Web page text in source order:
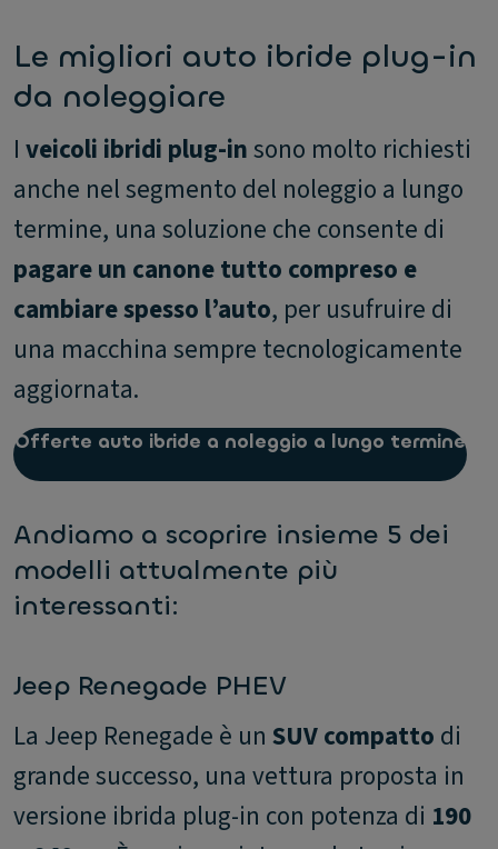
Le migliori auto ibride plug-in
da noleggiare
I veicoli ibridi plug-insono molto richiesti
anche nel segmento del noleggio a lungo
termine, una soluzione che consente di
pagare un canone tutto compreso e
cambiare spesso l’auto, per usufruire di
una macchina sempre tecnologicamente
aggiornata.
Offerte auto ibride a noleggio a lungo termine
Andiamo a scoprire insieme 5 dei
modelli attualmente più
interessanti:
Jeep Renegade PHEV
La Jeep Renegade è un SUV compatto di
grande successo, una vettura proposta in
versione ibrida plug-in con potenza di 190